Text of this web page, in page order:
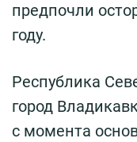
предпочли
году.
Республика
город
с момента